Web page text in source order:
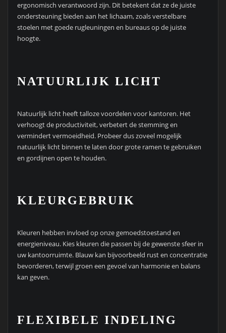
ergonomisch verantwoord zijn. Dit betekent dat ze de juiste
ondersteuning bieden aan het lichaam, zoals verstelbare
stoelen met goede rugleuningen en bureaus op de juiste
hoogte.
NATUURLIJK LICHT
Natuurlijk licht heeft talloze voordelen voor kantoren. Het
verhoogt de productiviteit, verbetert de stemming en
vermindert vermoeidheid. Probeer dus zoveel mogelijk
natuurlijk licht binnen te laten door grote ramen te gebruiken
en gordijnen open te houden.
KLEURGEBRUIK
Kleuren hebben invloed op onze gemoedstoestand en
energieniveau. Kies kleuren die passen bij de gewenste sfeer in
uw kantoorruimte. Blauw kan bijvoorbeeld rust en concentratie
bevorderen, terwijl groen een gevoel van harmonie en balans
kan geven.
FLEXIBELE INDELING